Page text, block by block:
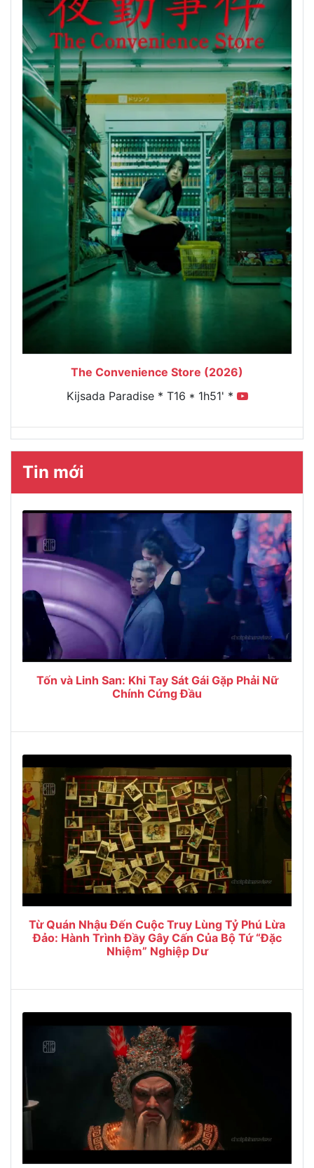
The Convenience Store (2026)
Kijsada Paradise * T16 * 1h51' *
Tin mới
Tốn và Linh San: Khi Tay Sát Gái Gặp Phải Nữ
Chính Cứng Đầu
Từ Quán Nhậu Đến Cuộc Truy Lùng Tỷ Phú Lừa
Đảo: Hành Trình Đầy Gây Cấn Của Bộ Tứ “Đặc
Nhiệm” Nghiệp Dư